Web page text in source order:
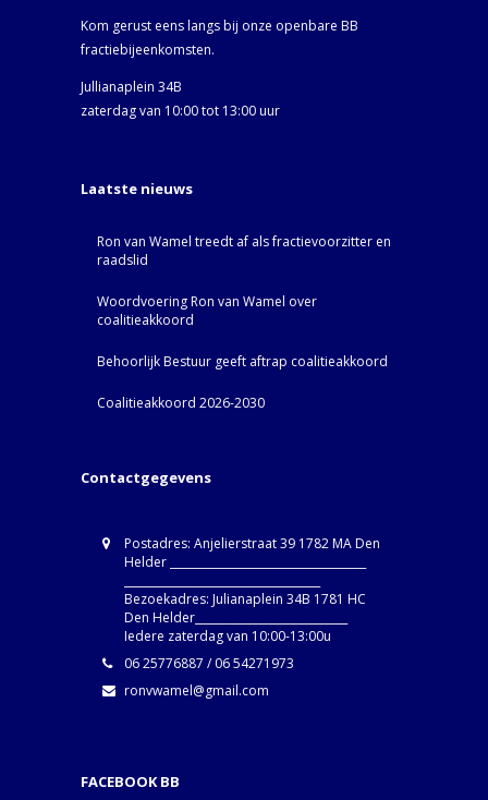
Kom gerust eens langs bij onze openbare BB
fractiebijeenkomsten.
Jullianaplein 34B
zaterdag van 10:00 tot 13:00 uur
Laatste nieuws
Ron van Wamel treedt af als fractievoorzitter en
raadslid
Woordvoering Ron van Wamel over
coalitieakkoord
Behoorlijk Bestuur geeft aftrap coalitieakkoord
Coalitieakkoord 2026-2030
Contactgegevens
Postadres: Anjelierstraat 39 1782 MA Den
Helder ____________________________________
Bezoekadres: Julianaplein 34B 1781 HC
Den Helder____________________________
Iedere zaterdag van 10:00-13:00u
06 25776887 / 06 54271973
ronvwamel@gmail.com
FACEBOOK BB